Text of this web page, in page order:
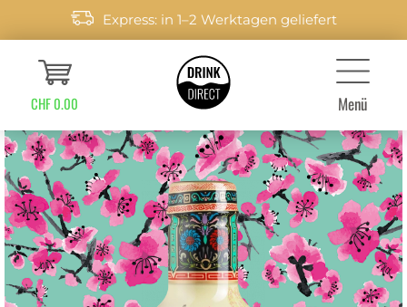
Express: in 1–2 Werktagen geliefert
CHF 0.00 Menü